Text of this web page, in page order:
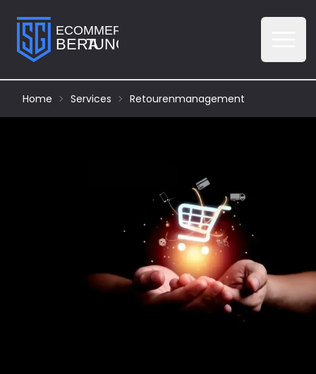
Home Services Retourenmanagement